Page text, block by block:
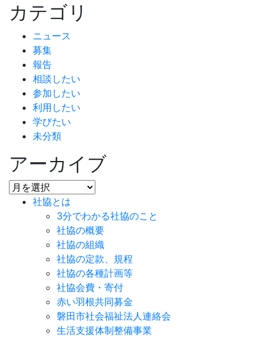
カテゴリ
ニュース
募集
報告
相談したい
参加したい
利用したい
学びたい
未分類
アーカイブ
社協とは
3分でわかる社協のこと
社協の概要
社協の組織
社協の定款、規程
社協の各種計画等
社協会費・寄付
赤い羽根共同募金
磐田市社会福祉法人連絡会
生活支援体制整備事業